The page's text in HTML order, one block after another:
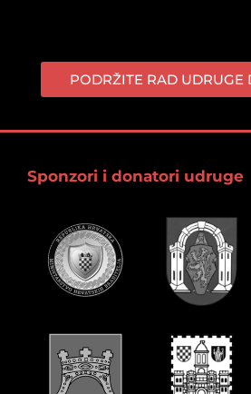
PODRŽITE RAD UDRUGE
Sponzori i donatori udruge